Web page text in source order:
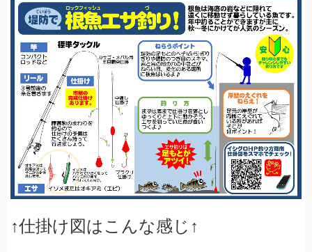
↑仕掛け図はこんな感じ↑